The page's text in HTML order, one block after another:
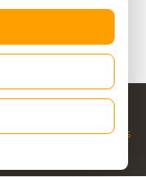
|CGU|Informations